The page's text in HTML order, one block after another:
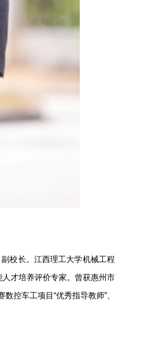
校长。江西理工大学机械工程
才培养评价专家。曾获惠州市
控车工项目“优秀指导教师”、